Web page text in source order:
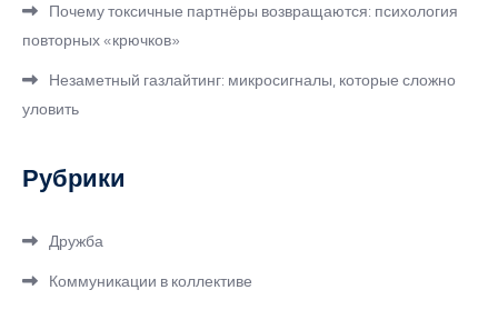
Почему токсичные партнёры возвращаются: психология
повторных «крючков»
Незаметный газлайтинг: микросигналы, которые сложно
уловить
Рубрики
Дружба
Коммуникации в коллективе